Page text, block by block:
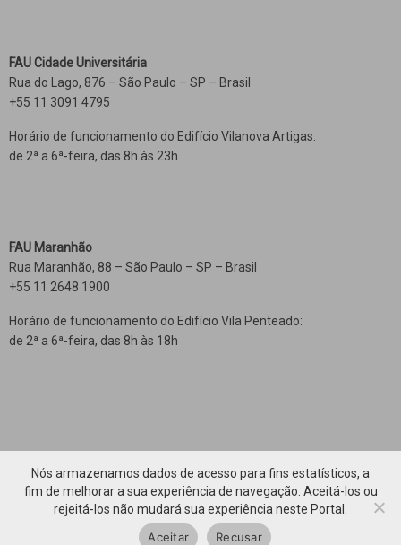
FAU Cidade Universitária
Rua do Lago, 876 – São Paulo – SP – Brasil
+55 11 3091 4795
Horário de funcionamento do Edifício Vilanova Artigas:
de 2ª a 6ª-feira, das 8h às 23h
FAU Maranhão
Rua Maranhão, 88 – São Paulo – SP – Brasil
+55 11 2648 1900
Horário de funcionamento do Edifício Vila Penteado:
de 2ª a 6ª-feira, das 8h às 18h
Nós armazenamos dados de acesso para fins estatísticos, a
fim de melhorar a sua experiência de navegação. Aceitá-los ou
rejeitá-los não mudará sua experiência neste Portal.
Aceitar
Recusar